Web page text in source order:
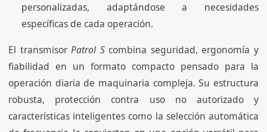
personalizadas, adaptándose a necesidades
específicas de cada operación.
El transmisorPatrol Scombina seguridad, ergonomía y
fiabilidad en un formato compacto pensado para la
operación diaria de maquinaria compleja. Su estructura
robusta, protección contra uso no autorizado y
características inteligentes como la selección automática